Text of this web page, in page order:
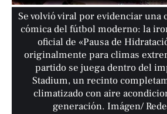
Se volvió viral por evidenciar una
cómica del fútbol moderno: la
oficial de «Pausa de
originalmente para climas
partido se juega dentro del
Stadium, un recinto
climatizado con aire
generación. Imágen/